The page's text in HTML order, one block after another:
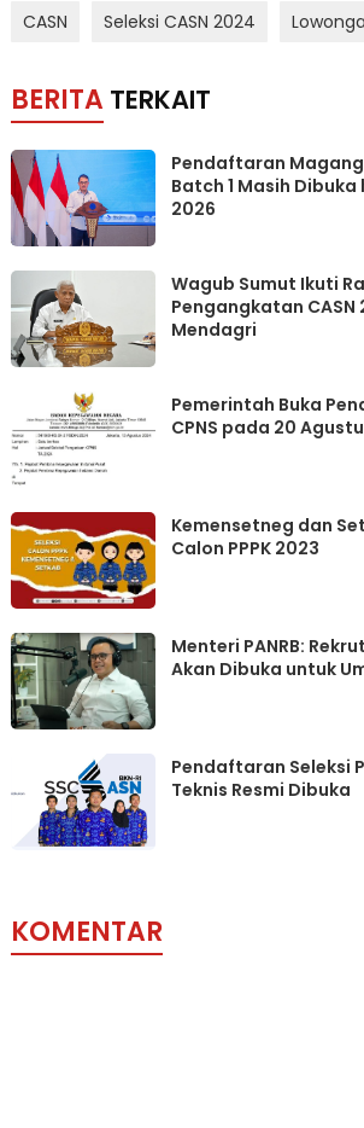
CASN Seleksi CASN 2024
BERITA TERKAIT
Pendaftaran
Batch 1 Masih
2026
Wagub Sumut Ikuti
Pengangkatan
Mendagri
Pemerintah Buka
CPNS pada 20
Kemensetneg dan
Calon PPPK 2023
Menteri PANRB:
Akan Dibuka untuk
Pendaftaran Seleksi
Teknis Resmi Dibuka
KOMENTAR